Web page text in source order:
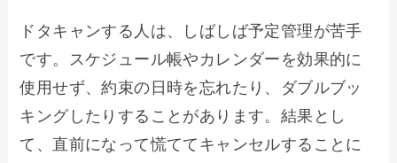
ドタキャンする人は、しばしば予定管理が苦手
です。スケジュール帳やカレンダーを効果的に
使用せず、約束の日時を忘れたり、ダブルブッ
キングしたりすることがあります。結果とし
て、直前になって慌ててキャンセルすることに